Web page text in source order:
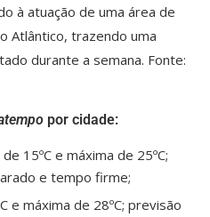
à atuação de uma área de
Atlântico, trazendo uma
durante a semana. Fonte:
por cidade:
15ºC e máxima de 25ºC;
e tempo firme;
e máxima de 28ºC; previsão